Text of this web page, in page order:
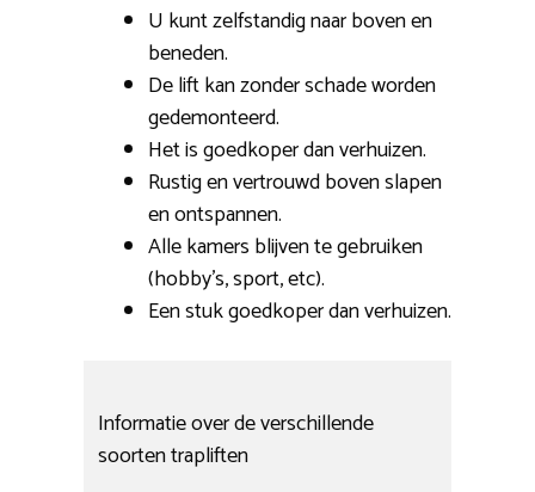
U kunt zelfstandig naar boven en
beneden.
De lift kan zonder schade worden
gedemonteerd.
Het is goedkoper dan verhuizen.
Rustig en vertrouwd boven slapen
en ontspannen.
Alle kamers blijven te gebruiken
(hobby’s, sport, etc).
Een stuk goedkoper dan verhuizen.
Informatie over de verschillende
soorten trapliften